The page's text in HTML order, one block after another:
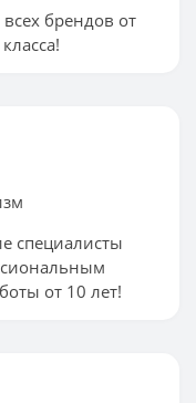
брендов от
специалисты
от 10 лет!